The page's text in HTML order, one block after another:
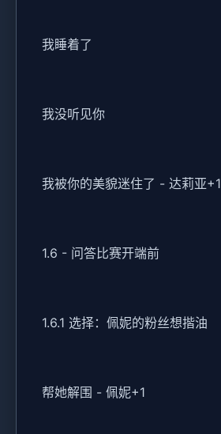
我睡着了
我没听见你
我被你的美貌迷住了 - 达莉亚+1
1.6 - 问答比赛开端前
1.6.1 选择：佩妮的粉丝想揩油
帮她解围 - 佩妮+1